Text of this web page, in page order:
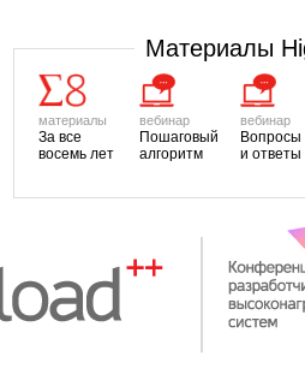
Материалы
материалы
За все
восемь лет
вебинар
Пошаговый
алгоритм
вебинар
Вопросы
и ответы